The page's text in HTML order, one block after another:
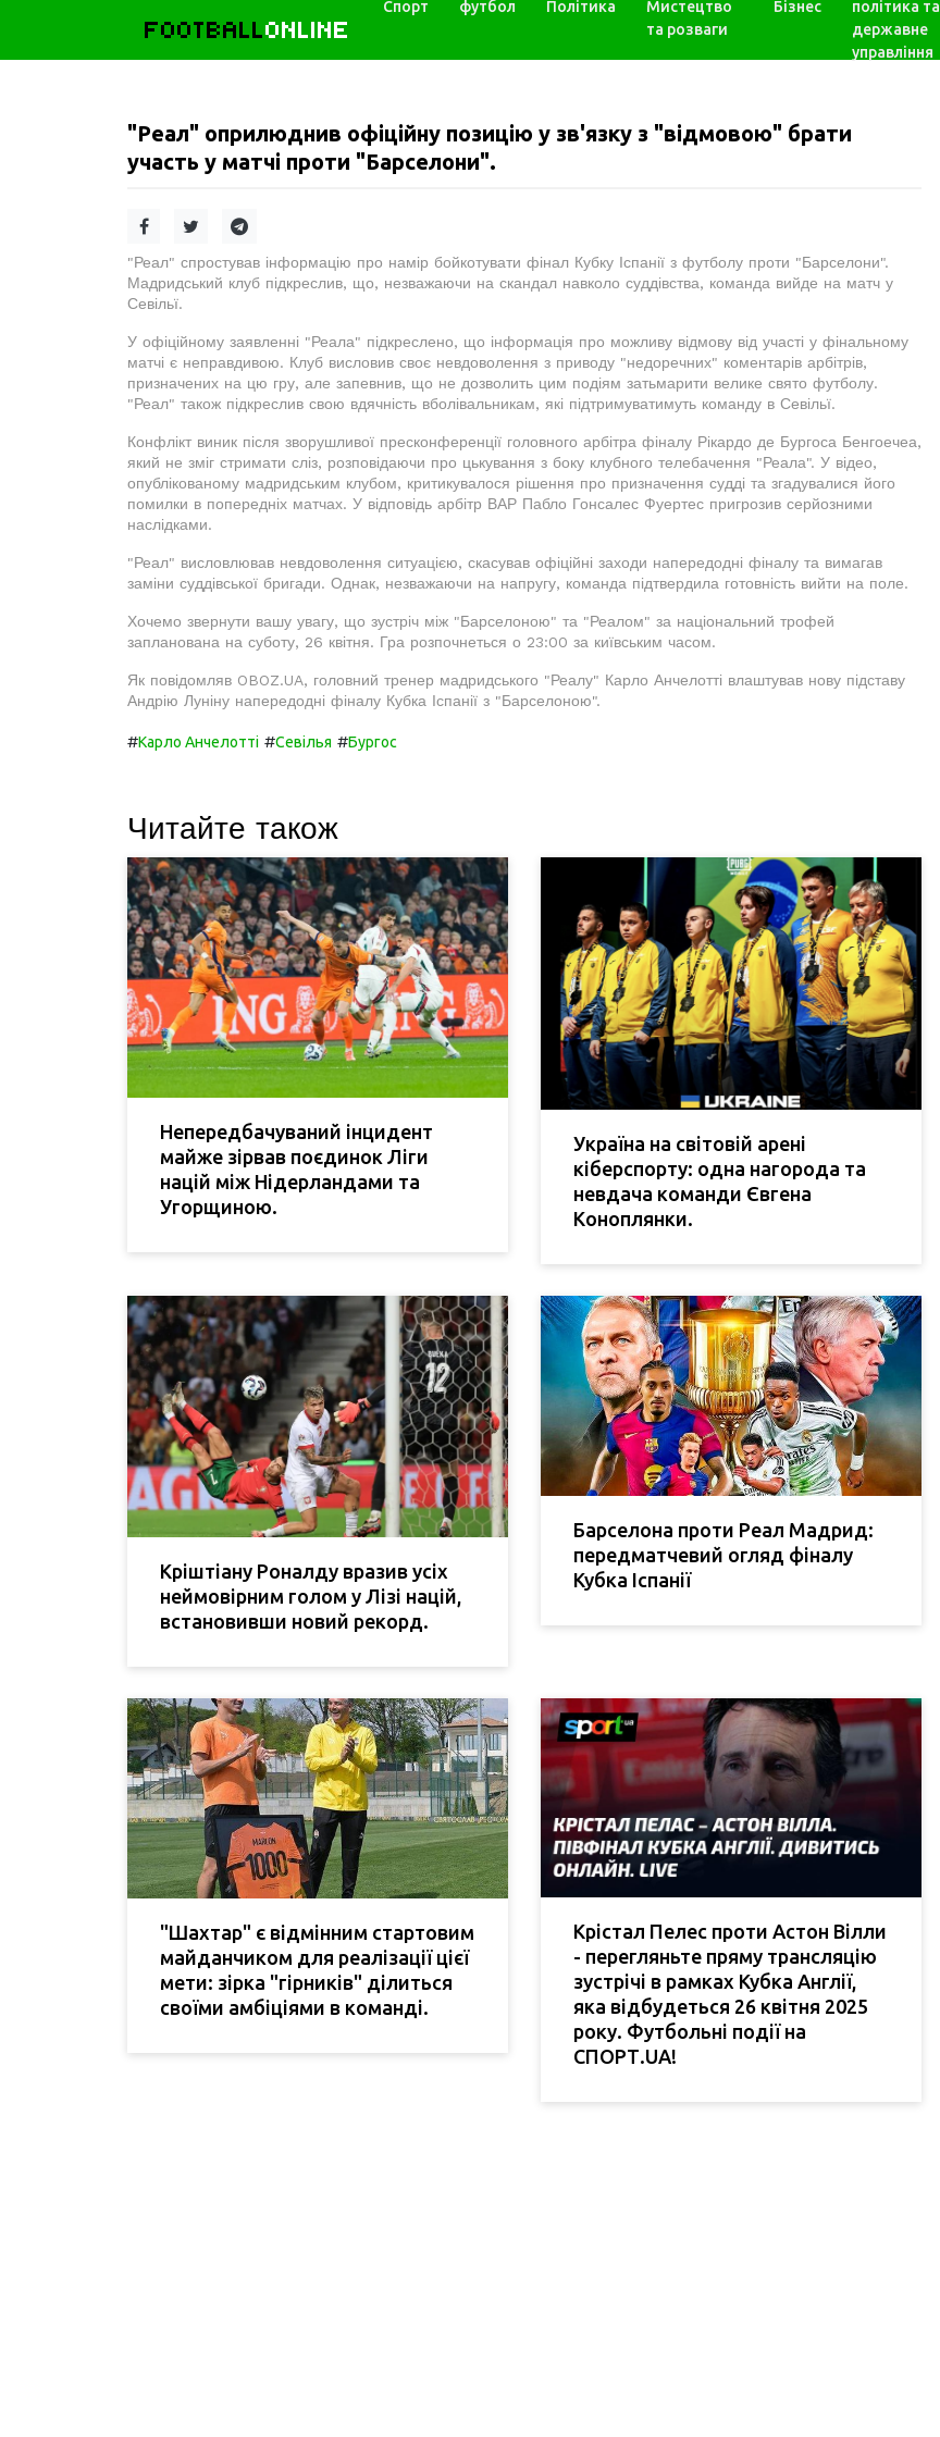
FOOTBALLONLINE
Спорт футбол Політика
Мистецтво
та розваги
Бізнес
політика та
державне
управління
"Реал" оприлюднив офіційну позицію у зв'язку з "відмовою" брати
участь у матчі проти "Барселони".
"Реал" спростував інформацію про намір бойкотувати фінал Кубку Іспанії з футболу проти "Барселони".
Мадридський клуб підкреслив, що, незважаючи на скандал навколо суддівства, команда вийде на матч у
Севільї.
У офіційному заявленні "Реала" підкреслено, що інформація про можливу відмову від участі у фінальному
матчі є неправдивою. Клуб висловив своє невдоволення з приводу "недоречних" коментарів арбітрів,
призначених на цю гру, але запевнив, що не дозволить цим подіям затьмарити велике свято футболу.
"Реал" також підкреслив свою вдячність вболівальникам, які підтримуватимуть команду в Севільї.
Конфлікт виник після зворушливої пресконференції головного арбітра фіналу Рікардо де Бургоса Бенгоечеа,
який не зміг стримати сліз, розповідаючи про цькування з боку клубного телебачення "Реала". У відео,
опублікованому мадридським клубом, критикувалося рішення про призначення судді та згадувалися його
помилки в попередніх матчах. У відповідь арбітр ВАР Пабло Гонсалес Фуертес пригрозив серйозними
наслідками.
"Реал" висловлював невдоволення ситуацією, скасував офіційні заходи напередодні фіналу та вимагав
заміни суддівської бригади. Однак, незважаючи на напругу, команда підтвердила готовність вийти на поле.
Хочемо звернути вашу увагу, що зустріч між "Барселоною" та "Реалом" за національний трофей
запланована на суботу, 26 квітня. Гра розпочнеться о 23:00 за київським часом.
Як повідомляв OBOZ.UA, головний тренер мадридського "Реалу" Карло Анчелотті влаштував нову підставу
Андрію Луніну напередодні фіналу Кубка Іспанії з "Барселоною".
#Карло Анчелотті #Севілья #Бургос
Читайте також
Непередбачуваний інцидент
майже зірвав поєдинок Ліги
націй між Нідерландами та
Угорщиною.
Україна на світовій арені
кіберспорту: одна нагорода та
невдача команди Євгена
Коноплянки.
Кріштіану Роналду вразив усіх
неймовірним голом у Лізі націй,
встановивши новий рекорд.
Барселона проти Реал Мадрид:
передматчевий огляд фіналу
Кубка Іспанії
"Шахтар" є відмінним стартовим
майданчиком для реалізації цієї
мети: зірка "гірників" ділиться
своїми амбіціями в команді.
Крістал Пелес проти Астон Вілли
- перегляньте пряму трансляцію
зустрічі в рамках Кубка Англії,
яка відбудеться 26 квітня 2025
року. Футбольні події на
СПОРТ.UA!